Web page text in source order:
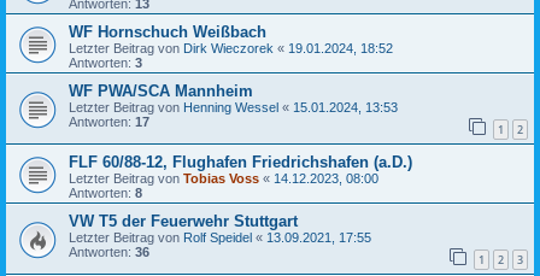
Antworten: 13
WF Hornschuch Weißbach
Letzter Beitrag von Dirk Wieczorek « 19.01.2024, 18:52
Antworten: 3
WF PWA/SCA Mannheim
Letzter Beitrag von Henning Wessel « 15.01.2024, 13:53
Antworten: 17 1 2
FLF 60/88-12, Flughafen Friedrichshafen (a.D.)
Letzter Beitrag von Tobias Voss « 14.12.2023, 08:00
Antworten: 8
VW T5 der Feuerwehr Stuttgart
Letzter Beitrag von Rolf Speidel « 13.09.2021, 17:55
Antworten: 36 1 2 3